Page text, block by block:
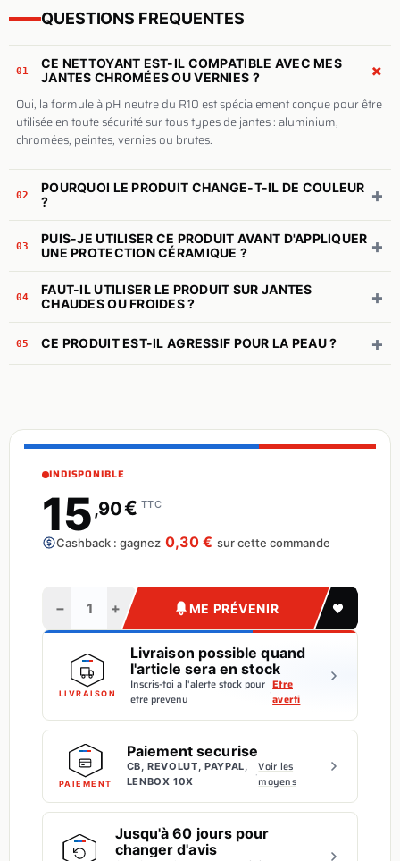
QUESTIONS FREQUENTES
01
CE NETTOYANT EST-IL COMPATIBLE AVEC MES
JANTES CHROMÉES OU VERNIES ?
+
Oui, la formule à pH neutre du R10 est spécialement conçue pour être
utilisée en toute sécurité sur tous types de jantes : aluminium,
chromées, peintes, vernies ou brutes.
02
POURQUOI LE PRODUIT CHANGE-T-IL DE COULEUR
?
+
03
PUIS-JE UTILISER CE PRODUIT AVANT D'APPLIQUER
UNE PROTECTION CÉRAMIQUE ?
+
04
FAUT-IL UTILISER LE PRODUIT SUR JANTES
CHAUDES OU FROIDES ?
+
05 CE PRODUIT EST-IL AGRESSIF POUR LA PEAU ? +
INDISPONIBLE
15,90€ TTC
Cashback : gagnez 0,30 € sur cette commande
− + ME PRÉVENIR
LIVRAISON
Livraison possible quand
l'article sera en stock
Inscris-toi a l'alerte stock pour
etre prevenu
·Etre
averti
PAIEMENT
Paiement securise
CB, REVOLUT, PAYPAL,
LENBOX 10X
·Voir les
moyens
Jusqu'à 60 jours pour
changer d'avis